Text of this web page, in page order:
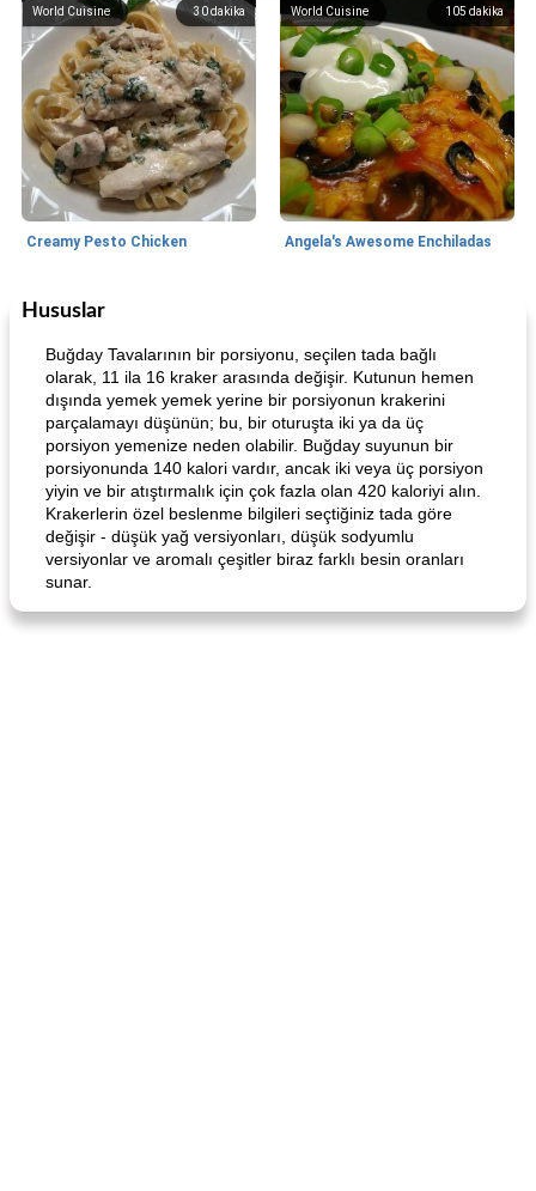
30dakika
World Cuisine
Creamy Pesto Chicken
105 dakika
World Cuisine
Angela's Awesome Enchiladas
World Cuisine
Angela's Awesome Enchiladas Pop's Roast Turkey Sandwich
Hususlar
Buğday Tavalarının bir porsiyonu, seçilen tada bağlı
olarak, 11 ila 16 kraker arasında değişir. Kutunun hemen
dışında yemek yemek yerine bir porsiyonun krakerini
parçalamayı düşünün; bu, bir oturuşta iki ya da üç
porsiyon yemenize neden olabilir. Buğday suyunun bir
porsiyonunda 140 kalori vardır, ancak iki veya üç porsiyon
yiyin ve bir atıştırmalık için çok fazla olan 420 kaloriyi alın.
Krakerlerin özel beslenme bilgileri seçtiğiniz tada göre
değişir - düşük yağ versiyonları, düşük sodyumlu
versiyonlar ve aromalı çeşitler biraz farklı besin oranları
sunar.